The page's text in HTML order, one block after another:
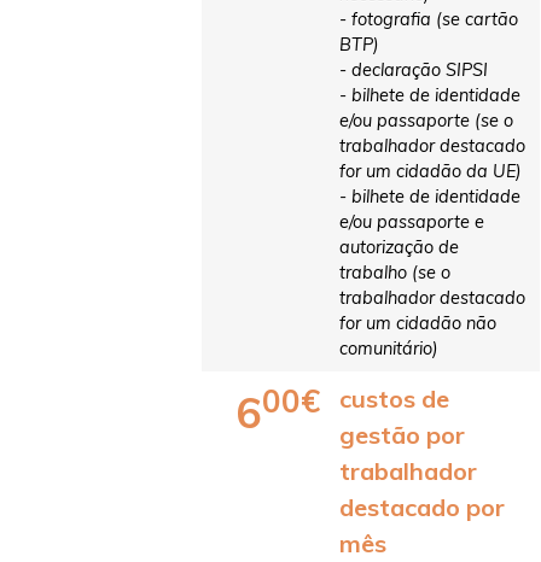
- fotografia (se cartão
BTP)
- declaração SIPSI
- bilhete de identidade
e/ou passaporte (se o
trabalhador destacado
for um cidadão da UE)
- bilhete de identidade
e/ou passaporte e
autorização de
trabalho (se o
trabalhador destacado
for um cidadão não
comunitário)
600€
custos de
gestão por
trabalhador
destacado por
mês